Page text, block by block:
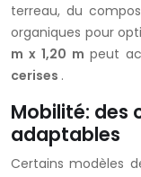
terreau, du
organiques pour
m x 1,20 m peut
cerises .
Mobilité: des
adaptables
Certains modèles